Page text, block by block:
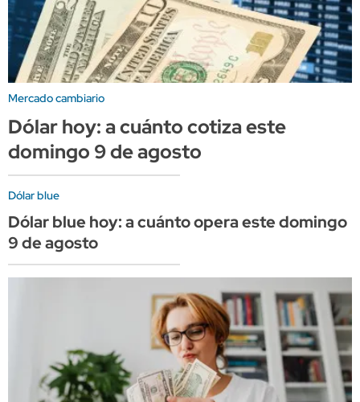
Mercado cambiario
Dólar hoy: a cuánto cotiza este
domingo 9 de agosto
Dólar blue
Dólar blue hoy: a cuánto opera este domingo
9 de agosto